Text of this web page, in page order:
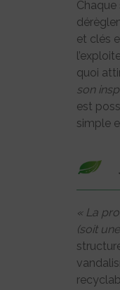
et clés
quoi
son
est
simple
« La
(soit